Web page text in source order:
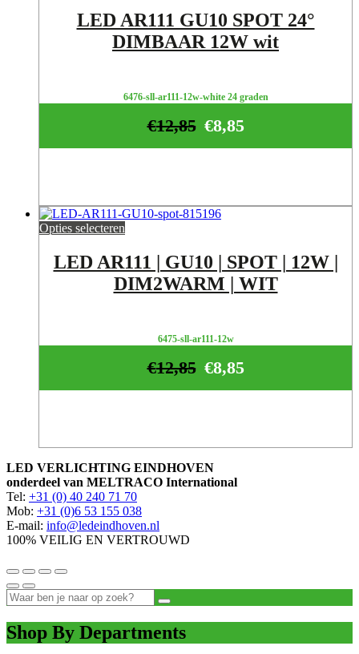
LED AR111 GU10 SPOT 24°
DIMBAAR 12W wit
6476-sll-ar111-12w-white 24 graden
€8,85
€12,85
Opties selecteren
LED AR111 | GU10 | SPOT | 12W |
DIM2WARM | WIT
6475-sll-ar111-12w
€8,85
€12,85
LED VERLICHTING EINDHOVEN
onderdeel van MELTRACO International
Tel: +31 (0) 40 240 71 70
Mob: +31 (0)6 53 155 038
E-mail: info@ledeindhoven.nl
100% VEILIG EN VERTROUWD
Shop By Departments